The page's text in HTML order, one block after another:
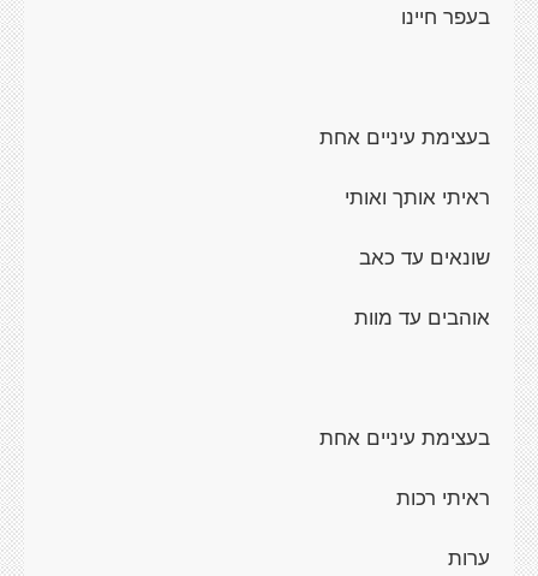
בעפר חיינו
בעצימת עיניים אחת
ראיתי אותך ואותי
שונאים עד כאב
אוהבים עד מוות
בעצימת עיניים אחת
ראיתי רכות
ערות